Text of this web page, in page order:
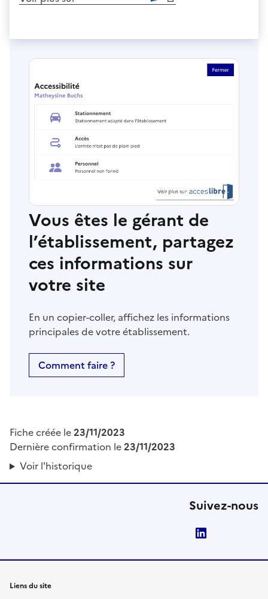
Vous êtes le gérant de
l’établissement, partagez
ces informations sur
votre site
En un copier-coller, affichez les informations
principales de votre établissement.
Comment faire ?
Fiche créée le23/11/2023
Dernière confirmation le23/11/2023
Voir l'historique
Suivez-nous
Liens du site